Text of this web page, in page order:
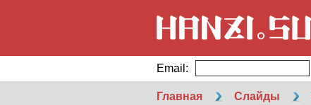
Email:
Главная Слайды